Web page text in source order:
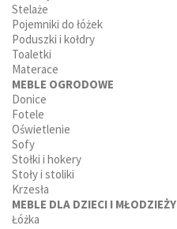
Stelaże
Pojemniki do łóżek
Poduszki i kołdry
Toaletki
Materace
MEBLE OGRODOWE
Donice
Fotele
Oświetlenie
Sofy
Stołki i hokery
Stoły i stoliki
Krzesła
MEBLE DLA DZIECI I MŁODZIEŻY
Łóżka